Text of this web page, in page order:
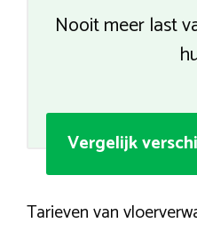
Nooit meer last
Vergelijk
Tarieven van